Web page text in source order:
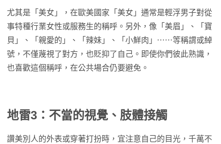
尤其是「美女」，在歐美國家「美女」通常是輕浮男子對從
事特種行業女性或服務生的稱呼。另外，像「美眉」、「寶
貝」、「親愛的」、「辣妹」、「小鮮肉」⋯⋯等稱謂或綽
號，不僅蔑視了對方，也貶抑了自己。即使你們彼此熟識，
也喜歡這個稱呼，在公共場合仍要避免。
地雷3：不當的視覺、肢體接觸
讚美別人的外表或穿著打扮時，宜注意自己的目光，千萬不